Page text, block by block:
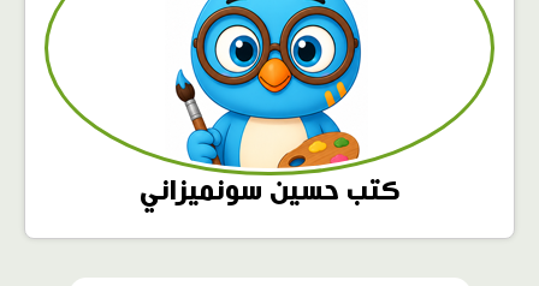
كتب حسين سونميزاني